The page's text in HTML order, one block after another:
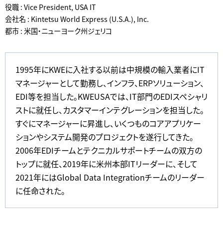
役職 : Vice President, USA IT
会社名 : Kintetsu World Express (U.S.A.), Inc.
都市 : 米国・ニューヨーク州ジェリコ
1995年にKWEに入社する以前は中規模の輸入業者にIT
マネージャーとして勤務し、インフラ、ERPソリューション、
EDI等を担当した。KWEUSAでは、IT部門のEDIスペシャリ
ストに就任し、カスタマーインテグレーションを担当した。
すぐにマネージャーに昇進し、いくつものコアアプリケー
ションやシステム開発のプロジェクトを遂行してきた。
2006年EDIチームとテクニカルサポートチームの双方の
トップに就任、2019年に米州本部ITリーダーに、そして
2021年にはGlobal Data Integrationチームのリーダー
に任命された。